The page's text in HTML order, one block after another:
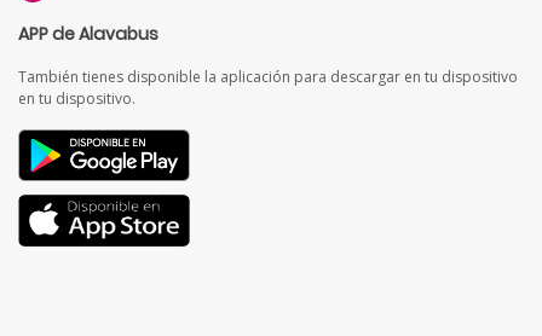
APP de Alavabus
También tienes disponible la aplicación para descargar en tu dispositivo
en tu dispositivo.